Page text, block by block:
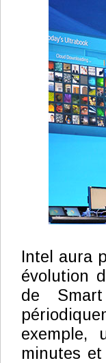
Intel aura
évolution
de
exemple,
minutes